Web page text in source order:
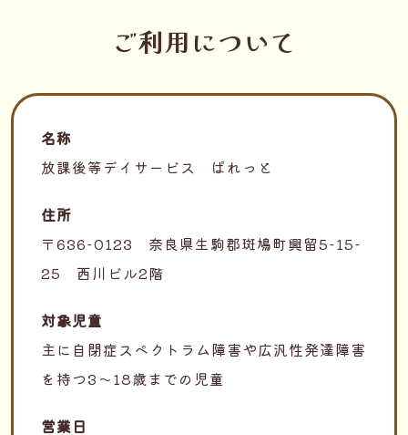
ご利用について
名称
放課後等デイサービス ぱれっと
住所
〒636-0123 奈良県生駒郡斑鳩町興留5-15-
25 西川ビル2階
対象児童
主に自閉症スペクトラム障害や広汎性発達障害
を持つ3～18歳までの児童
営業日